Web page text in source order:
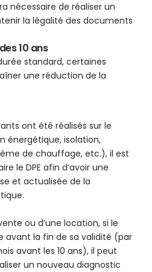
nécessaire de réaliser un
la légalité des documents
10 ans
standard, certaines
une réduction de la
ont été réalisés sur le
énergétique, isolation,
de chauffage, etc.), il est
le DPE afin d’avoir une
et actualisée de la
ou d’une location, si le
avant la fin de sa validité (par
avant les 10 ans), il peut
un nouveau diagnostic